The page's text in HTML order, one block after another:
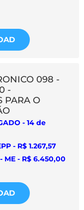
098 -
-
PARA O
- 14 de
- R$ 1.267,57
ME - R$ 6.450,00